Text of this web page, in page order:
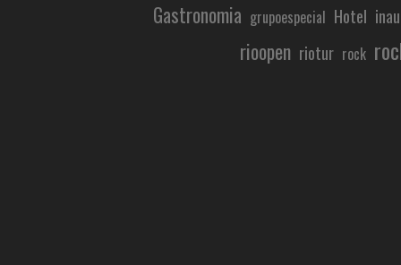
Gastronomia grupoespecial Hotel
rioopen riotur rock